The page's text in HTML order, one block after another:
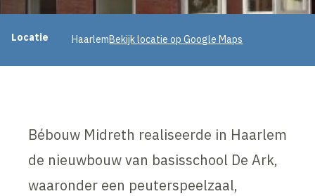
Projectinformatie
Locatie HaarlemBekijk locatie op Google Maps
Bébouw Midreth realiseerde in Haarlem
de nieuwbouw van basisschool De Ark,
waaronder een peuterspeelzaal,